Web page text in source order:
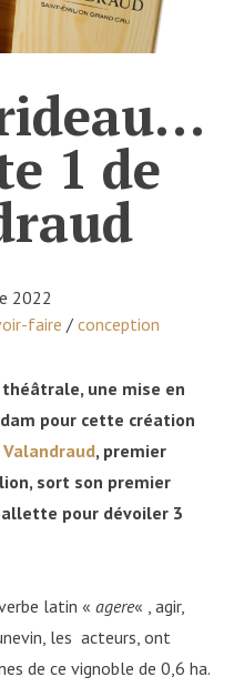
1 de
2022
faire / conception
une mise en
pour cette création
, premier
sort son premier
pour dévoiler 3
latin « agere« , agir,
les acteurs, ont
de ce vignoble de 0,6 ha.